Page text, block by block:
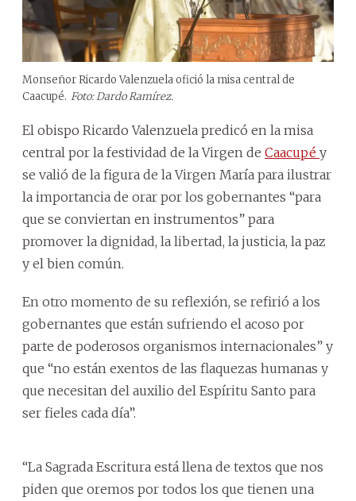
Monseñor Ricardo Valenzuela ofició la misa central de
Caacupé. Foto: Dardo Ramírez.
El obispo Ricardo Valenzuela predicó en la misa
central por la festividad de la Virgen de Caacupé y
se valió de la figura de la Virgen María para ilustrar
la importancia de orar por los gobernantes “para
que se conviertan en instrumentos” para
promover la dignidad, la libertad, la justicia, la paz
y el bien común.
En otro momento de su reflexión, se refirió a los
gobernantes que están sufriendo el acoso por
parte de poderosos organismos internacionales” y
que “no están exentos de las flaquezas humanas y
que necesitan del auxilio del Espíritu Santo para
ser fieles cada día”.
“La Sagrada Escritura está llena de textos que nos
piden que oremos por todos los que tienen una